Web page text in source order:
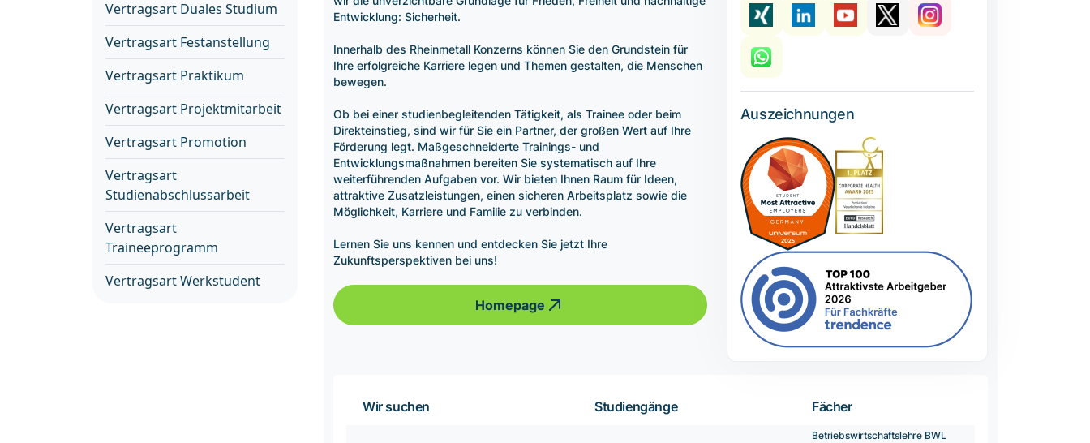
Vertragsart Duales Studium
Vertragsart Festanstellung
Vertragsart Praktikum
Vertragsart Projektmitarbeit
Vertragsart Promotion
Vertragsart
Studienabschlussarbeit
Vertragsart
Traineeprogramm
Vertragsart Werkstudent
Entwicklung: Sicherheit.
Innerhalb des Rheinmetall Konzerns können Sie den Grundstein für
Ihre erfolgreiche Karriere legen und Themen gestalten, die Menschen
bewegen.
Ob bei einer studienbegleitenden Tätigkeit, als Trainee oder beim
Direkteinstieg, sind wir für Sie ein Partner, der großen Wert auf Ihre
Förderung legt. Maßgeschneiderte Trainings- und
Entwicklungsmaßnahmen bereiten Sie systematisch auf Ihre
weiterführenden Aufgaben vor. Wir bieten Ihnen Raum für Ideen,
attraktive Zusatzleistungen, einen sicheren Arbeitsplatz sowie die
Möglichkeit, Karriere und Familie zu verbinden.
Lernen Sie uns kennen und entdecken Sie jetzt Ihre
Zukunftsperspektiven bei uns!
Homepage
Auszeichnungen
Wir suchen Studiengänge Fächer
Betriebswirtschaftslehre BWL